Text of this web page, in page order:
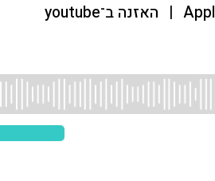
| האזנה ב־youtube